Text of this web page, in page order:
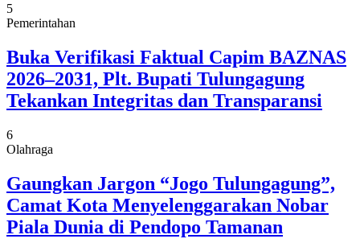
5
Pemerintahan
Buka Verifikasi Faktual Capim BAZNAS
2026–2031, Plt. Bupati Tulungagung
Tekankan Integritas dan Transparansi
6
Olahraga
Gaungkan Jargon “Jogo Tulungagung”,
Camat Kota Menyelenggarakan Nobar
Piala Dunia di Pendopo Tamanan